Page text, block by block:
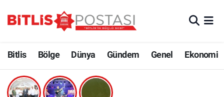
Bitlis Bölge Dünya Gündem Genel Ekonomi
Bölge
Bitlis Trafik Yoğunluk Haritası